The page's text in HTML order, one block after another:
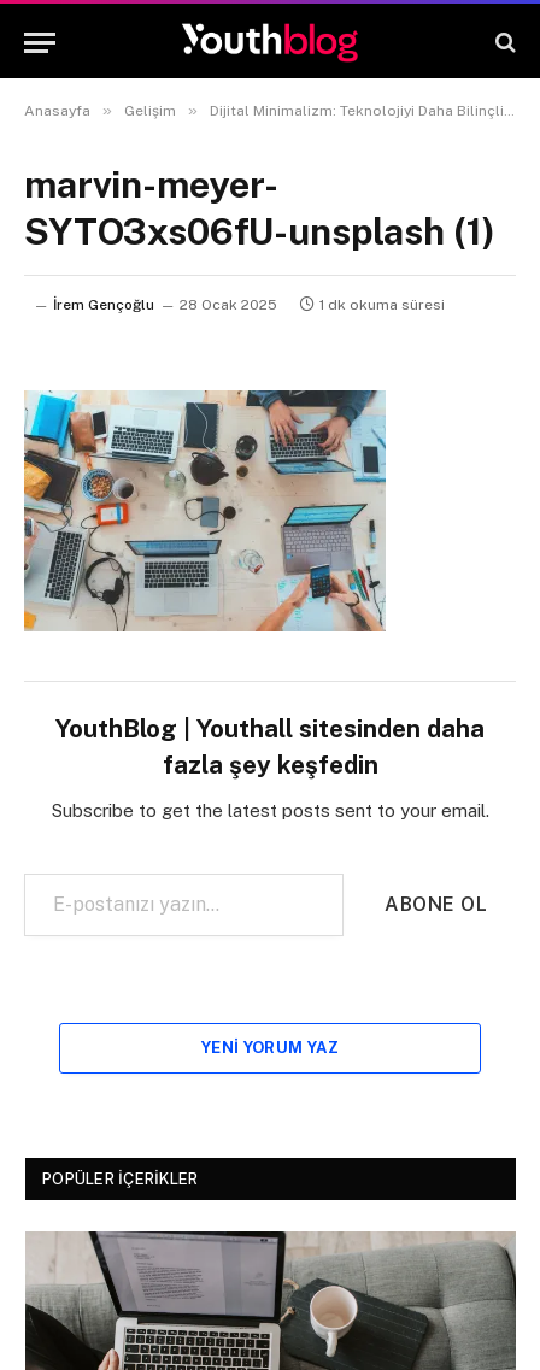
Anasayfa » Gelişim » Dijital Minimalizm: Teknolojiyi Daha Bilinçli ve İşlevsel Kullanmanın Yolları
marvin-meyer-
SYTO3xs06fU-unsplash (1)
İrem Gençoğlu 28 Ocak 2025 1 dk okuma süresi
YouthBlog | Youthall sitesinden daha
fazla şey keşfedin
Subscribe to get the latest posts sent to your email.
E-postanızı yazın…
ABONE OL
YENI YORUM YAZ
POPÜLER İÇERIKLER